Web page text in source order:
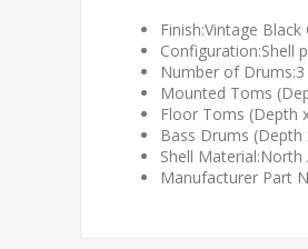
Finish:Vintage Black
Configuration:Shell
Number of Drums:3
Mounted Toms
Floor Toms (Depth
Bass Drums (Depth
Shell Material:North
Manufacturer Part